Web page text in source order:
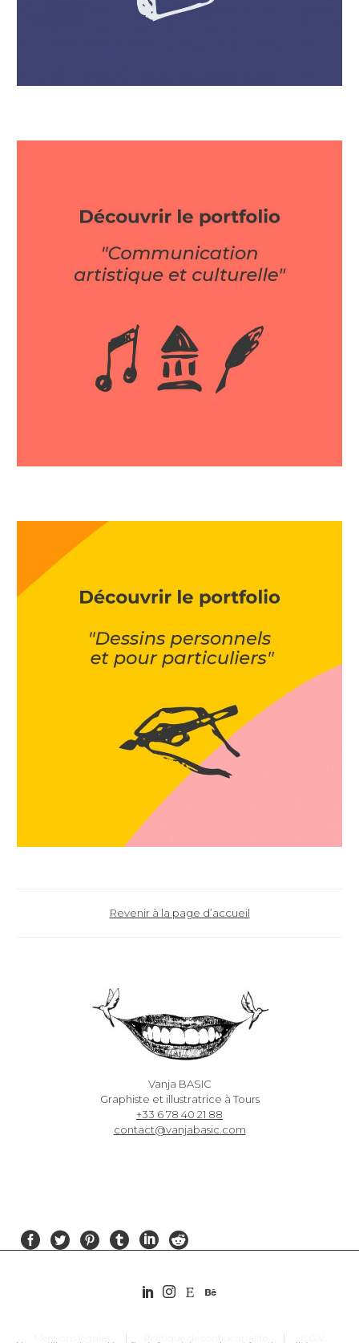
Revenir à la page d’accueil
Vanja BASIC
Graphiste et illustratrice à Tours
+33 6 78 40 21 88
contact@vanjabasic.com